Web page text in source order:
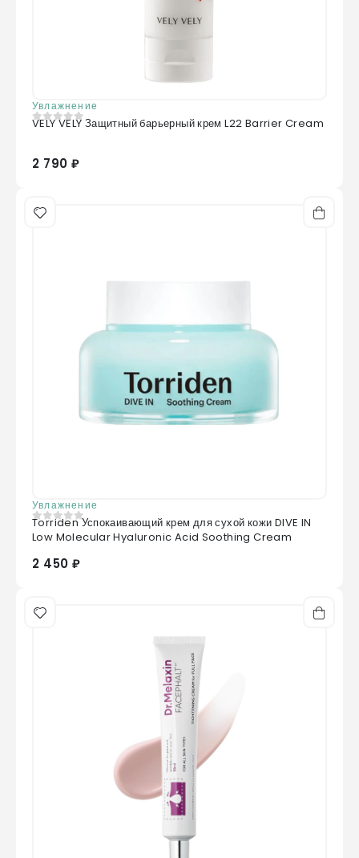
Увлажнение
0 из 5
VELY VELY Защитный барьерный крем L22 Barrier Cream
2 790 ₽
Увлажнение
0 из 5
Torriden Успокаивающий крем для сухой кожи DIVE IN
Low Molecular Hyaluronic Acid Soothing Cream
2 450 ₽